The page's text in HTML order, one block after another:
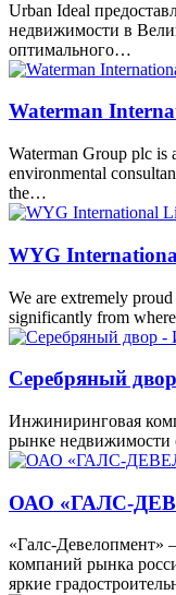
Urban Ideal
недвижимости в
оптимального…
Waterman
Waterman Group plc is
environmental
the…
WYG
We are extremely
significantly from
Серебряный
Инжиниринговая
рынке недвижимости
ОАО «ГАЛС-
«Галс-Девелопмент»
компаний рынка
яркие